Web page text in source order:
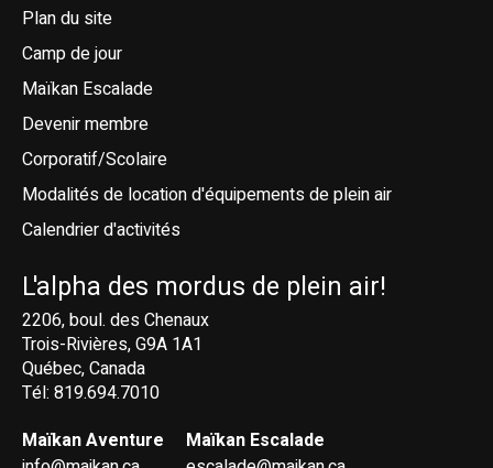
Plan du site
Camp de jour
Maïkan Escalade
Devenir membre
Corporatif/Scolaire
Modalités de location d'équipements de plein air
Calendrier d'activités
L'alpha des mordus de plein air!
2206, boul. des Chenaux
Trois-Rivières, G9A 1A1
Québec, Canada
Tél: 819.694.7010
Maïkan Aventure
Maïkan Escalade